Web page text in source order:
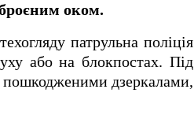
оком.
патрульна поліція
або на блокпостах. Під
дзеркалами,